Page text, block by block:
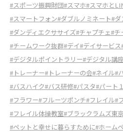
#スポーツ振興財団#スマホ#スマホと
#スマートフォン#ダブルノミネート#ダ
#ダンディエクササイズ#チャプチェ#チ
#チームワーク抜群#デイ#デイサービス
#デジタルポイントラリー#デジタル講
#トレーナー#トレーナーの会#ネイル#
#バスハイク#バス研修#パスタ#パート１
#フラワー#フルーツポンチ#フレイル#
#フレイル体操教室#ブラックラムズ東京
#ペットと幸せに暮らすために#ホーム